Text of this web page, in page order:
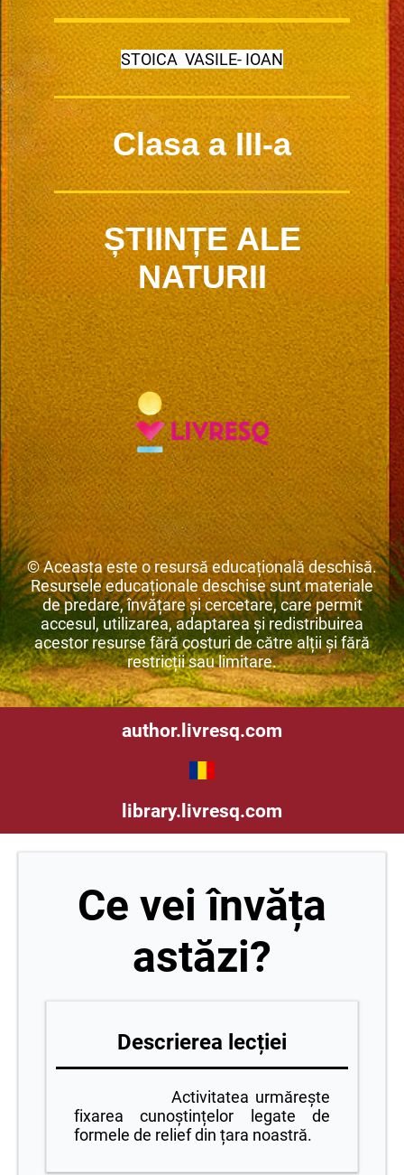
STOICA VASILE- IOAN
Clasa a III-a
ȘTIINȚE ALE
NATURII
© Aceasta este o resursă educațională deschisă.
Resursele educaționale deschise sunt materiale
de predare, învățare și cercetare, care permit
accesul, utilizarea, adaptarea și redistribuirea
acestor resurse fără costuri de către alții și fără
restricții sau limitare.
author.livresq.com
library.livresq.com
Ce vei învăța
astăzi?
Descrierea lecției
Activitatea urmărește
fixarea cunoștințelor legate de
formele de relief din țara noastră.